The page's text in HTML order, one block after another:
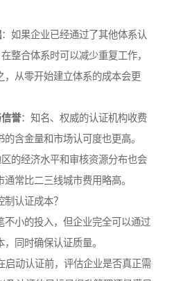
：如果企业已经通过了其他体系认
整合体系时可以减少重复工作，
，从零开始建立体系的成本会更
誉：知名、权威的认证机构收费
含金量和市场认可度也更高。
的经济水平和审核资源分布也会
常比二三线城市费用略高。
认证成本？
不小的投入，但企业完全可以通过
同时确保认证质量。
启动认证前，评估企业是否真正需